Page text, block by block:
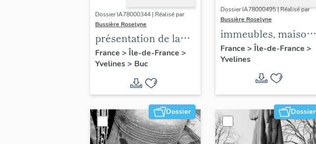
Dossier IA78000344 | Réalisé par
Bussière Roselyne
présentation de la
commune de Buc
France > Île-de-France >
Yvelines> Buc
Dossier IA78000495 | Réalisé par
Bussière Roselyne
immeubles, maisons,
fermes
France > Île-de-France >
Yvelines
Dossier Dossier